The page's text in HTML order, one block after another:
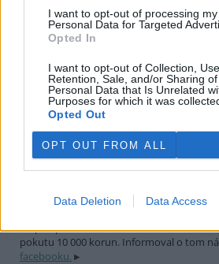
I want to opt-out of processing my
Personal Data for Targeted
Opted In
I want to opt-out of Collection, Use,
Retention, Sale, and/or Sharing
Personal Data that Is Unrelated
Purposes for which it was
Opted Out
OPT OUT FROM ALL
Data Deletion Data Access
toho
28,1 procenta na 7585 vozů. Prodej
procenta na 10 168 vozidel. Uvedl to Svaz
Vedoucí s dětmi rozdělal pod
dostal pokutu 10 000 korun
7.8.2026 14:20 | HŘENSKO (
Diskuse: 3
V
který
stupeň požárního rizika. Strážci
pokutu 10 000 korun. Informoval o tom
facebooku.